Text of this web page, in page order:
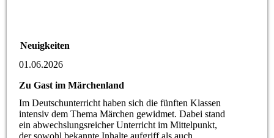
Neuigkeiten
01.06.2026
Zu Gast im Märchenland
Im Deutschunterricht haben sich die fünften Klassen
intensiv dem Thema Märchen gewidmet. Dabei stand
ein abwechslungsreicher Unterricht im Mittelpunkt,
der sowohl bekannte Inhalte aufgriff als auch